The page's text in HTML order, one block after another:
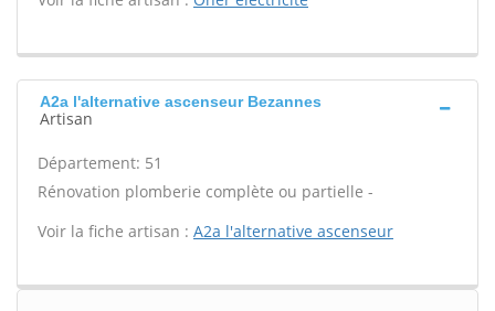
A2a l'alternative ascenseur Bezannes
Artisan
Département: 51
Rénovation plomberie complète ou partielle -
Voir la fiche artisan : A2a l'alternative ascenseur